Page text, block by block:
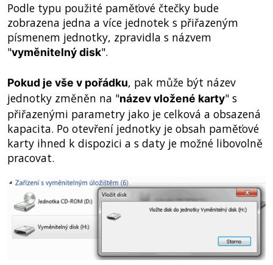
Podle typu použité paměťové čtečky bude
zobrazena jedna a více jednotek s přiřazeným
písmenem jednotky, zpravidla s názvem
"vyměnitelný disk".
Pokud je vše v pořádku, pak může být název
jednotky změněn na "název vložené karty" s
přiřazenými parametry jako je celková a obsazená
kapacita. Po otevření jednotky je obsah paměťové
karty ihned k dispozici a s daty je možné libovolně
pracovat.